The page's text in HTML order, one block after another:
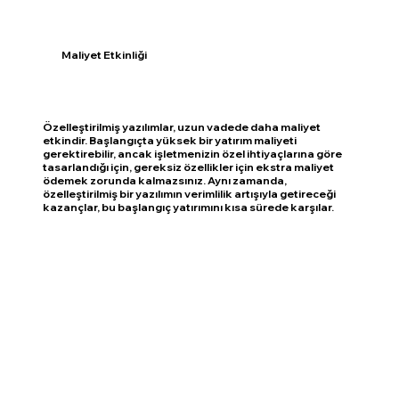
Maliyet Etkinliği
Özelleştirilmiş yazılımlar, uzun vadede daha maliyet
etkindir. Başlangıçta yüksek bir yatırım maliyeti
gerektirebilir, ancak işletmenizin özel ihtiyaçlarına göre
tasarlandığı için, gereksiz özellikler için ekstra maliyet
ödemek zorunda kalmazsınız. Aynı zamanda,
özelleştirilmiş bir yazılımın verimlilik artışıyla getireceği
kazançlar, bu başlangıç yatırımını kısa sürede karşılar.